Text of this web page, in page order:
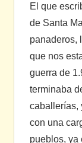
El que
de Santa
panaderos,
que nos
guerra de
terminaba
caballerías,
con una
pueblos, ya